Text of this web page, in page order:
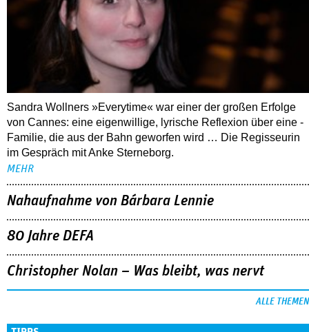
Sandra Wollners »Everytime« war einer der großen Erfolge
von Cannes: eine eigenwillige, lyrische Reflexion über eine ­
Familie, die aus der Bahn geworfen wird … Die Regisseurin
im Gespräch mit Anke Sterneborg.
MEHR
Nahaufnahme von Bárbara Lennie
80 Jahre DEFA
Christopher Nolan – Was bleibt, was nervt
ALLE THEMEN